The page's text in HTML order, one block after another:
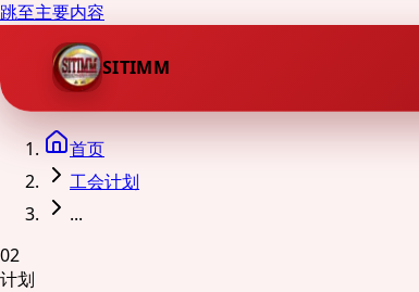
跳至主要内容
SITIMM
首页
工会计划
...
02
计划